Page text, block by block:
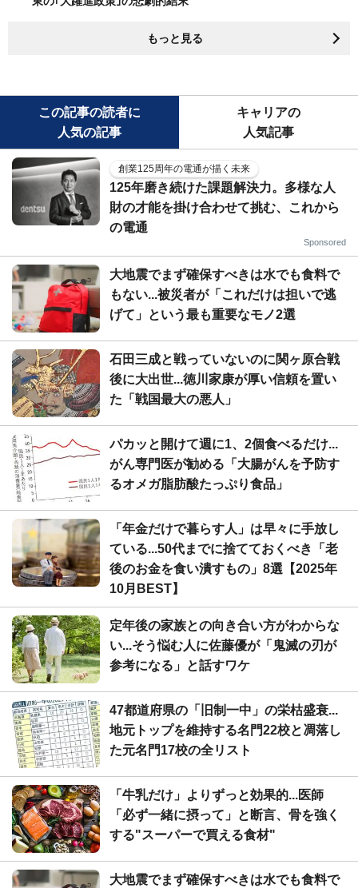
もっと見る
この記事の読者に
人気の記事
キャリアの
人気記事
創業125周年の電通が描く未来
125年磨き続けた課題解決力。多様な人
財の才能を掛け合わせて挑む、これから
の電通
Sponsored
大地震でまず確保すべきは水でも食料で
もない...被災者が「これだけは担いで逃
げて」という最も重要なモノ2選
石田三成と戦っていないのに関ヶ原合戦
後に大出世...徳川家康が厚い信頼を置い
た「戦国最大の悪人」
パカッと開けて週に1、2個食べるだけ...
がん専門医が勧める「大腸がんを予防す
るオメガ脂肪酸たっぷり食品」
「年金だけで暮らす人」は早々に手放し
ている...50代までに捨てておくべき「老
後のお金を食い潰すもの」8選【2025年
10月BEST】
定年後の家族との向き合い方がわからな
い...そう悩む人に佐藤優が「鬼滅の刃が
参考になる」と話すワケ
47都道府県の「旧制一中」の栄枯盛衰...
地元トップを維持する名門22校と凋落し
た元名門17校の全リスト
「牛乳だけ」よりずっと効果的...医師
「必ず一緒に摂って」と断言、骨を強く
する"スーパーで買える食材"
大地震でまず確保すべきは水でも食料で